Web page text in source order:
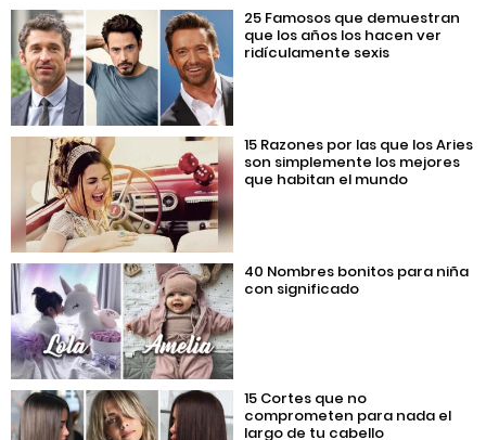
25 Famosos que demuestran
que los años los hacen ver
ridículamente sexis
15 Razones por las que los Aries
son simplemente los mejores
que habitan el mundo
40 Nombres bonitos para niña
con significado
15 Cortes que no
comprometen para nada el
largo de tu cabello